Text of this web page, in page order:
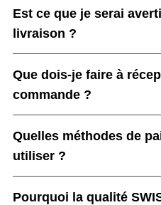
Est ce que je serai
livraison ?
Que dois-je faire à
commande ?
Quelles méthodes de
utiliser ?
Pourquoi la qualité